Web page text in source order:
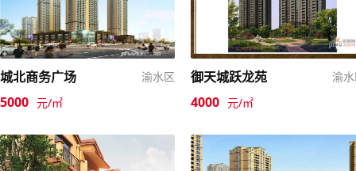
城北商务广场 渝水区
5000 元/㎡
御天城跃龙苑 渝
4000 元/㎡